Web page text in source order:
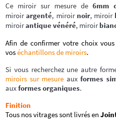
Ce miroir sur mesure de 6mm
miroirargenté, miroir noir, miroir
miroirantique vénéré, miroir
Afin de confirmer votre choix
voséchantillons de miroirs.
Si vous recherchez une autre
miroirs sur mesure auxformes
auxformes organiques.
Finition
Tous nos vitrages sont livrés en